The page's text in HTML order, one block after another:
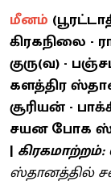
மீனம்
கிரகநிலை -
குரு(வ) -
களத்திர
சூரியன் -
சயன போக
| கிரகமாற்றம்:
ஸ்தானத்தில்